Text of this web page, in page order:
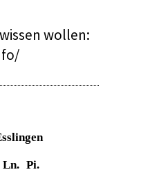
wollen:
Ln. Pi.